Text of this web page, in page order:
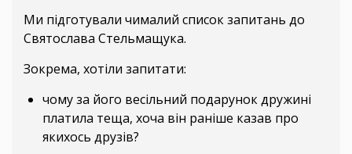
Ми підготували чималий список запитань до
Святослава Стельмащука.
Зокрема, хотіли запитати:
чому за його весільний подарунок дружині
платила теща, хоча він раніше казав про
якихось друзів?